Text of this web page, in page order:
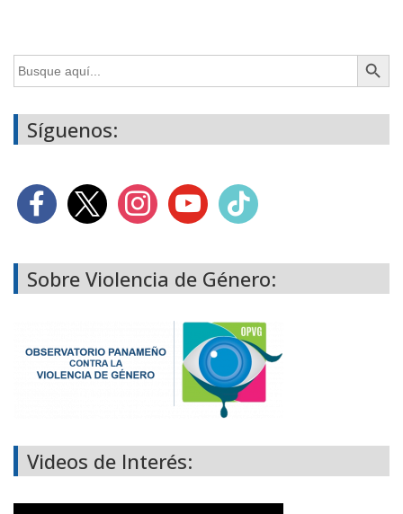
Buscar: Botón de
Síguenos:
Sobre Violencia de Género:
Videos de Interés: